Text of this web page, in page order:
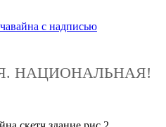
НАЦИОНАЛЬНАЯ!